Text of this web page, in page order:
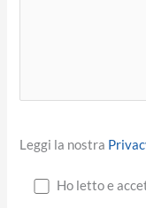
Leggi la nostra
Ho letto e